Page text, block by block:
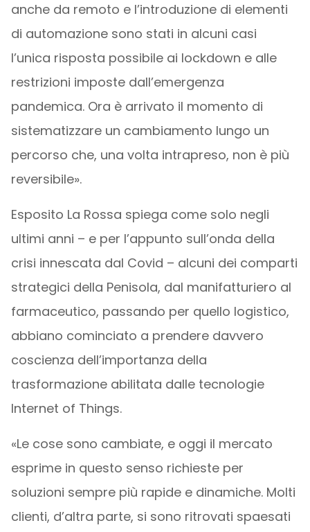
anche da remoto e l’introduzione di elementi
di automazione sono stati in alcuni casi
l’unica risposta possibile ai lockdown e alle
restrizioni imposte dall’emergenza
pandemica. Ora è arrivato il momento di
sistematizzare un cambiamento lungo un
percorso che, una volta intrapreso, non è più
reversibile».
Esposito La Rossa spiega come solo negli
ultimi anni – e per l’appunto sull’onda della
crisi innescata dal Covid – alcuni dei comparti
strategici della Penisola, dal manifatturiero al
farmaceutico, passando per quello logistico,
abbiano cominciato a prendere davvero
coscienza dell’importanza della
trasformazione abilitata dalle tecnologie
Internet of Things.
«Le cose sono cambiate, e oggi il mercato
esprime in questo senso richieste per
soluzioni sempre più rapide e dinamiche. Molti
clienti, d’altra parte, si sono ritrovati spaesati